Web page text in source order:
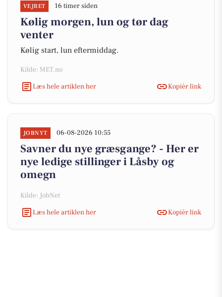
VEJRET 16 timer siden
Kølig morgen, lun og tør dag
venter
Kølig start, lun eftermiddag.
Kilde: MET.no
Læs hele artiklen her
Kopiér link
JOBNYT 06-08-2026 10:55
Savner du nye græsgange? - Her er
nye ledige stillinger i Låsby og
omegn
Kilde: JobNet
Læs hele artiklen her
Kopiér link